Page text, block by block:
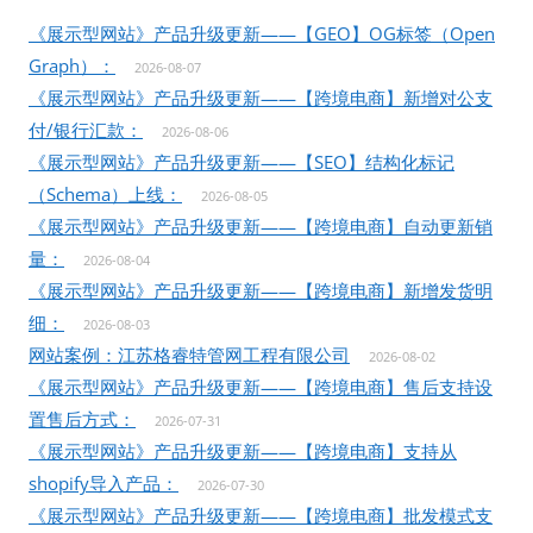
《展示型网站》产品升级更新——【GEO】OG标签（Open
Graph）：
2026-08-07
《展示型网站》产品升级更新——【跨境电商】新增对公支
付/银行汇款：
2026-08-06
《展示型网站》产品升级更新——【SEO】结构化标记
（Schema）上线：
2026-08-05
《展示型网站》产品升级更新——【跨境电商】自动更新销
量：
2026-08-04
《展示型网站》产品升级更新——【跨境电商】新增发货明
细：
2026-08-03
网站案例：江苏格睿特管网工程有限公司 2026-08-02
《展示型网站》产品升级更新——【跨境电商】售后支持设
置售后方式：
2026-07-31
《展示型网站》产品升级更新——【跨境电商】支持从
shopify导入产品：
2026-07-30
《展示型网站》产品升级更新——【跨境电商】批发模式支